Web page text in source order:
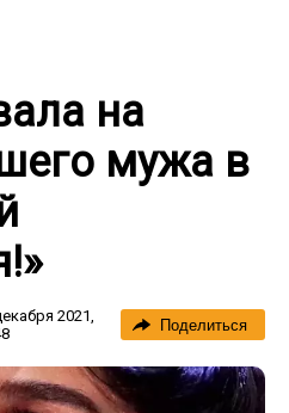
на
мужа в
2021,
Поделиться